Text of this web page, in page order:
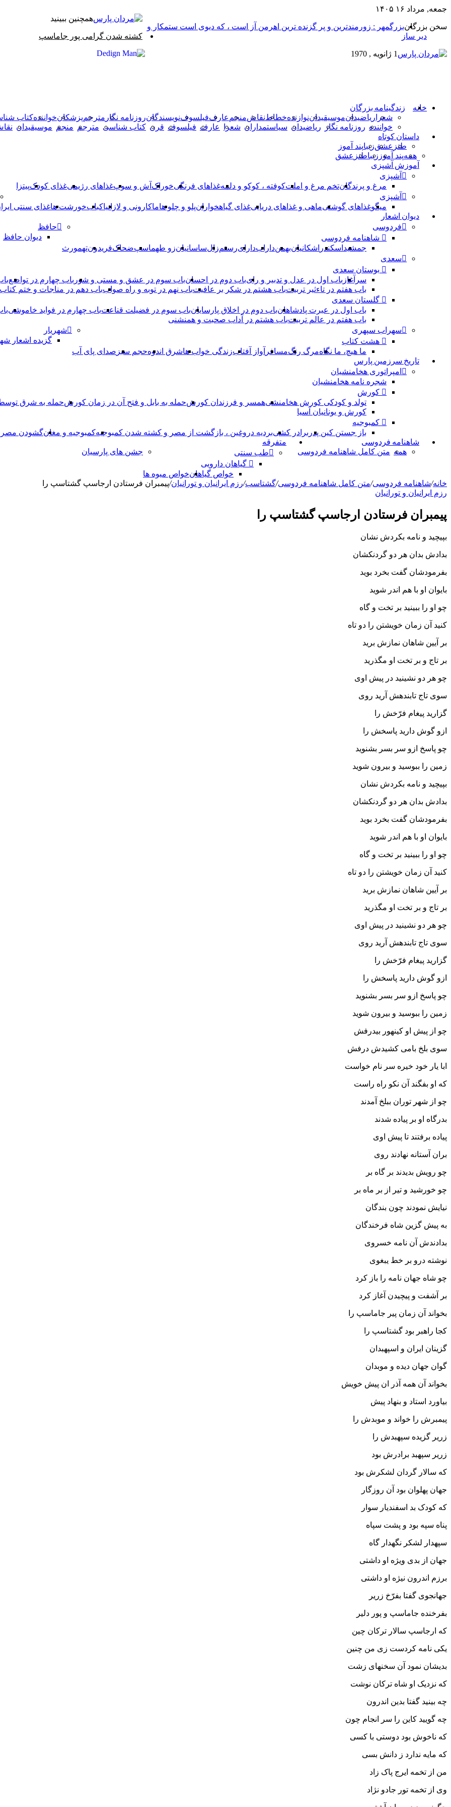
جمعه, مرداد ۱۶ ۱۴۰۵
سخن بزرگانبزرگمهر : زورمندترین و پر گزنده ترین اهرمن آز است ، که دیوی است ستمکار و
دیر ساز
خانه زندگینامه بزرگان
شعرا ریاضیدانموسیقیداننوازندهخطاطنقاشمنجم عارففیلسوفنویسندگانروزنامه نگار مترجمپزشکانخوانندهکتاب
خواننده روزنامه نگار ریاضیدان سیاستمداران شعرا عارف فیلسوف قرن کتاب شناسی مترجم منجم موسیقیدان
داستان کوتاه
طنز عشقزیباپند آموز
همهپند آموز زیباطنز عشق
آموزش آشپزی
آشپزی
مرغ و پرندگانتخم مرغ و املتکوفته ، کوکو و دلمهغذاهای فرنگیخوراک آش و سوپغذاهای رژیمیغذای کودکپیتزا
آشپزی
میگوغذاهای گوشتیماهی و غذاهای دریاییغذای گیاهخوارانپلو و چلو هاماکارونی و لازانیاکبابخورشت هاغذای سنتی
دیوان اشعار
فردوسی
شاهنامه فردوسی
جمشید اسکندر اشکانیانبهمندارابدارایرستمزالساسانیانزو طهماسپ‏ضحاکفریدونتهمورث
حافظ
دیوان حافظ
سعدی
بوستان سعدی
سرآغاز باب اول در عدل و تدبیر و رایباب دوم در احسانباب سوم در عشق و مستی و شور باب چهارم در تواضع
باب هفتم در تاءثیر تربیتباب هشتم در شکر بر عافیتباب نهم در توبه و راه صوابباب دهم در مناجات و ختم کتاب
گلستان سعدی
باب اول در عبرت پادشاهانباب دوم در اخلاق پارسایانباب سوم در فضیلت قناعتباب چهارم در فواید خاموشى
باب هفتم در عالم تربیتباب هشتم در آداب صحبت و همنشنى
سهراب سپهری
هشت کتاب
ما هیچ، ما نگاهمرگ رنگمسافر آواز آفتابزندگی خواب هاشرق اندوهحجم سبز صدای پای آب
شهریار
گزیده اشعار
تاریخ سرزمین پارس
امپراتوری هخامنشیان
شجره نامه هخامنشیان
کورش
تولد و کودکی کورش هخامنشیهمسر و فرزندان کورشحمله به بابل و فتح آن در زمان کورشحمله به شرق
کورش و یونانیان آسیا
کمبوجیه
باز جستن کین پدر برادر کشیبردیه دروغین ، بازگشت از مصر و کشته شدن کمبوجیهکمبوجیه و مغانگشودن مصر
شاهنامه فردوسی
همه متن کامل شاهنامه فردوسی
متفرقه
طب سنتی
گیاهان دارویی
خواص گیاهانخواص میوه ها
جشن های پارسیان
خانه/شاهنامه فردوسی/متن کامل شاهنامه فردوسی/گشتاسب/رزم ایرانیان و تورانیان/پیمبران فرستادن ارجاسپ گشتاسپ را
رزم ایرانیان و تورانیان
پیمبران فرستادن ارجاسپ گشتاسپ را
بپیچید و نامه بکردش نشان
بدادش بدان هر دو گردنکشان‏
بفرمودشان گفت بخرد بوید
بایوان او با هم اندر شوید
چو او را ببینید بر تخت و گاه
کنید آن زمان خویشتن را دو تاه‏
بر آیین شاهان نمازش برید
بر تاج و بر تخت او مگذرید
چو هر دو نشینید در پیش اوى
سوى تاج تابنده‏ش آرید روى‏
گزارید پیغام فرّخش را
ازو گوش دارید پاسخش را
چو پاسخ ازو سر بسر بشنوید
زمین را ببوسید و بیرون شوید
بپیچید و نامه بکردش نشان
بدادش بدان هر دو گردنکشان‏
بفرمودشان گفت بخرد بوید
بایوان او با هم اندر شوید
چو او را ببینید بر تخت و گاه
کنید آن زمان خویشتن را دو تاه‏
بر آیین شاهان نمازش برید
بر تاج و بر تخت او مگذرید
چو هر دو نشینید در پیش اوى
سوى تاج تابنده‏ش آرید روى‏
گزارید پیغام فرّخش را
ازو گوش دارید پاسخش را
چو پاسخ ازو سر بسر بشنوید
زمین را ببوسید و بیرون شوید
چو از پیش او کینه‏ور بیدرفش
سوى بلخ بامى کشیدش درفش‏
ابا یار خود خیره سر نام خواست
که او بفگند آن نکو راه راست‏
چو از شهر توران ببلخ آمدند
بدرگاه او بر پیاده شدند
پیاده برفتند تا پیش اوى
بران آستانه نهادند روى‏
چو رویش بدیدند بر گاه بر
چو خورشید و تیر از بر ماه بر
نیایش نمودند چون بندگان
به پیش گزین شاه فرخندگان‏
بدادندش آن نامه خسروى
نوشته درو بر خط یبغوى‏
چو شاه جهان نامه را باز کرد
بر آشفت و پیچیدن آغاز کرد
بخواند آن زمان پیر جاماسپ را
کجا راهبر بود گشتاسپ را
گزینان ایران و اسپهبدان
گوان جهان دیده و موبدان‏
بخواند آن همه آذر ان پیش خویش
بیاورد استاد و بنهاد پیش‏
پیمبرش را خواند و موبدش را
زریر گزیده سپهبدش را
زریر سپهبد برادرش بود
که سالار گردان لشکرش بود
جهان پهلوان بود آن روزگار
که کودک بد اسفندیار سوار
پناه سپه بود و پشت سپاه
سپهدار لشکر نگهدار گاه‏
جهان از بدى ویژه او داشتى
برزم اندرون نیژه او داشتى‏
جهانجوى گفتا بفرّخ زریر
بفرخنده جاماسپ و پور دلیر
که ارجاسپ سالار ترکان چین
یکى نامه کردست زى من چنین‏
بدیشان نمود آن سخنهاى زشت
که نزدیک او شاه ترکان نوشت‏
چه بینید گفتا بدین اندرون
چه گویید کاین را سر انجام چون‏
که ناخوش بود دوستى با کسى
که مایه ندارد ز دانش بسى‏
من از تخمه ایرج پاک زاد
وى از تخمه تور جادو نژاد
همچنین ببینید
کشته شدن گرامى پور جاماسپ
1 ژانویه , 1970